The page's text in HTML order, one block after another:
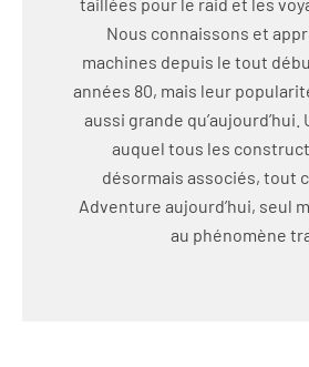
Nous connaissons et
machines depuis le tout
années 80, mais leur
aussi grande qu’aujourd’hui.
auquel tous les
désormais associés, tout
Adventure aujourd’hui, seul
au phénomène